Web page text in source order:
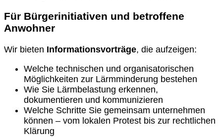
Für Bürgerinitiativen und betroffene
Anwohner
Wir bieten Informationsvorträge, die aufzeigen:
Welche technischen und organisatorischen
Möglichkeiten zur Lärmminderung bestehen
Wie Sie Lärmbelastung erkennen,
dokumentieren und kommunizieren
Welche Schritte Sie gemeinsam unternehmen
können – vom lokalen Protest bis zur rechtlichen
Klärung